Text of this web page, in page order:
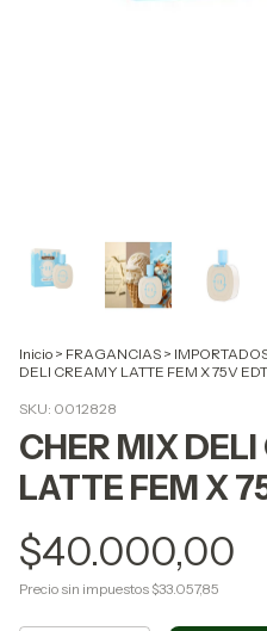
Inicio > FRAGANCIAS >
DELI CREAMY LATTE FEM X 75V EDT
SKU: 0012828
CHER MIX
LATTE FEM X
$40.000,00
Precio sin impuestos $33.057,85